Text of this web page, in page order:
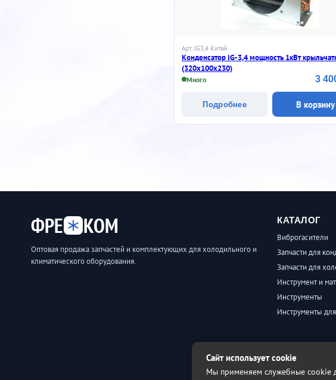
Арт: IG3,4 Китай
Конденсатор IG-3,4 мощность 1кВт
(320х100х230)
Много 3
Подробнее В корзину
ФРЕ КОМ
Оптовая продажа запчастей и комплектующих для холодильного и
климатического оборудования.
КАТАЛОГ
Виброгасители
Запчасти для
Запчасти для
Инструмент и
Инструменты
Инструменты
Сайт использует cookie
Мы применяем служебные cookie